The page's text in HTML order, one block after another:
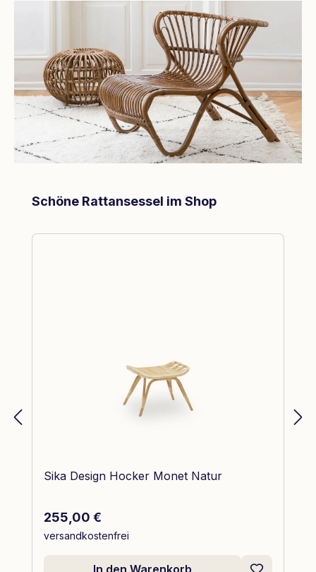
Produktgalerie überspringen
Schöne Rattansessel im Shop
Sika Design Hocker Monet Natur
Regulärer Preis:
255,00 €
versandkostenfrei
In den Warenkorb